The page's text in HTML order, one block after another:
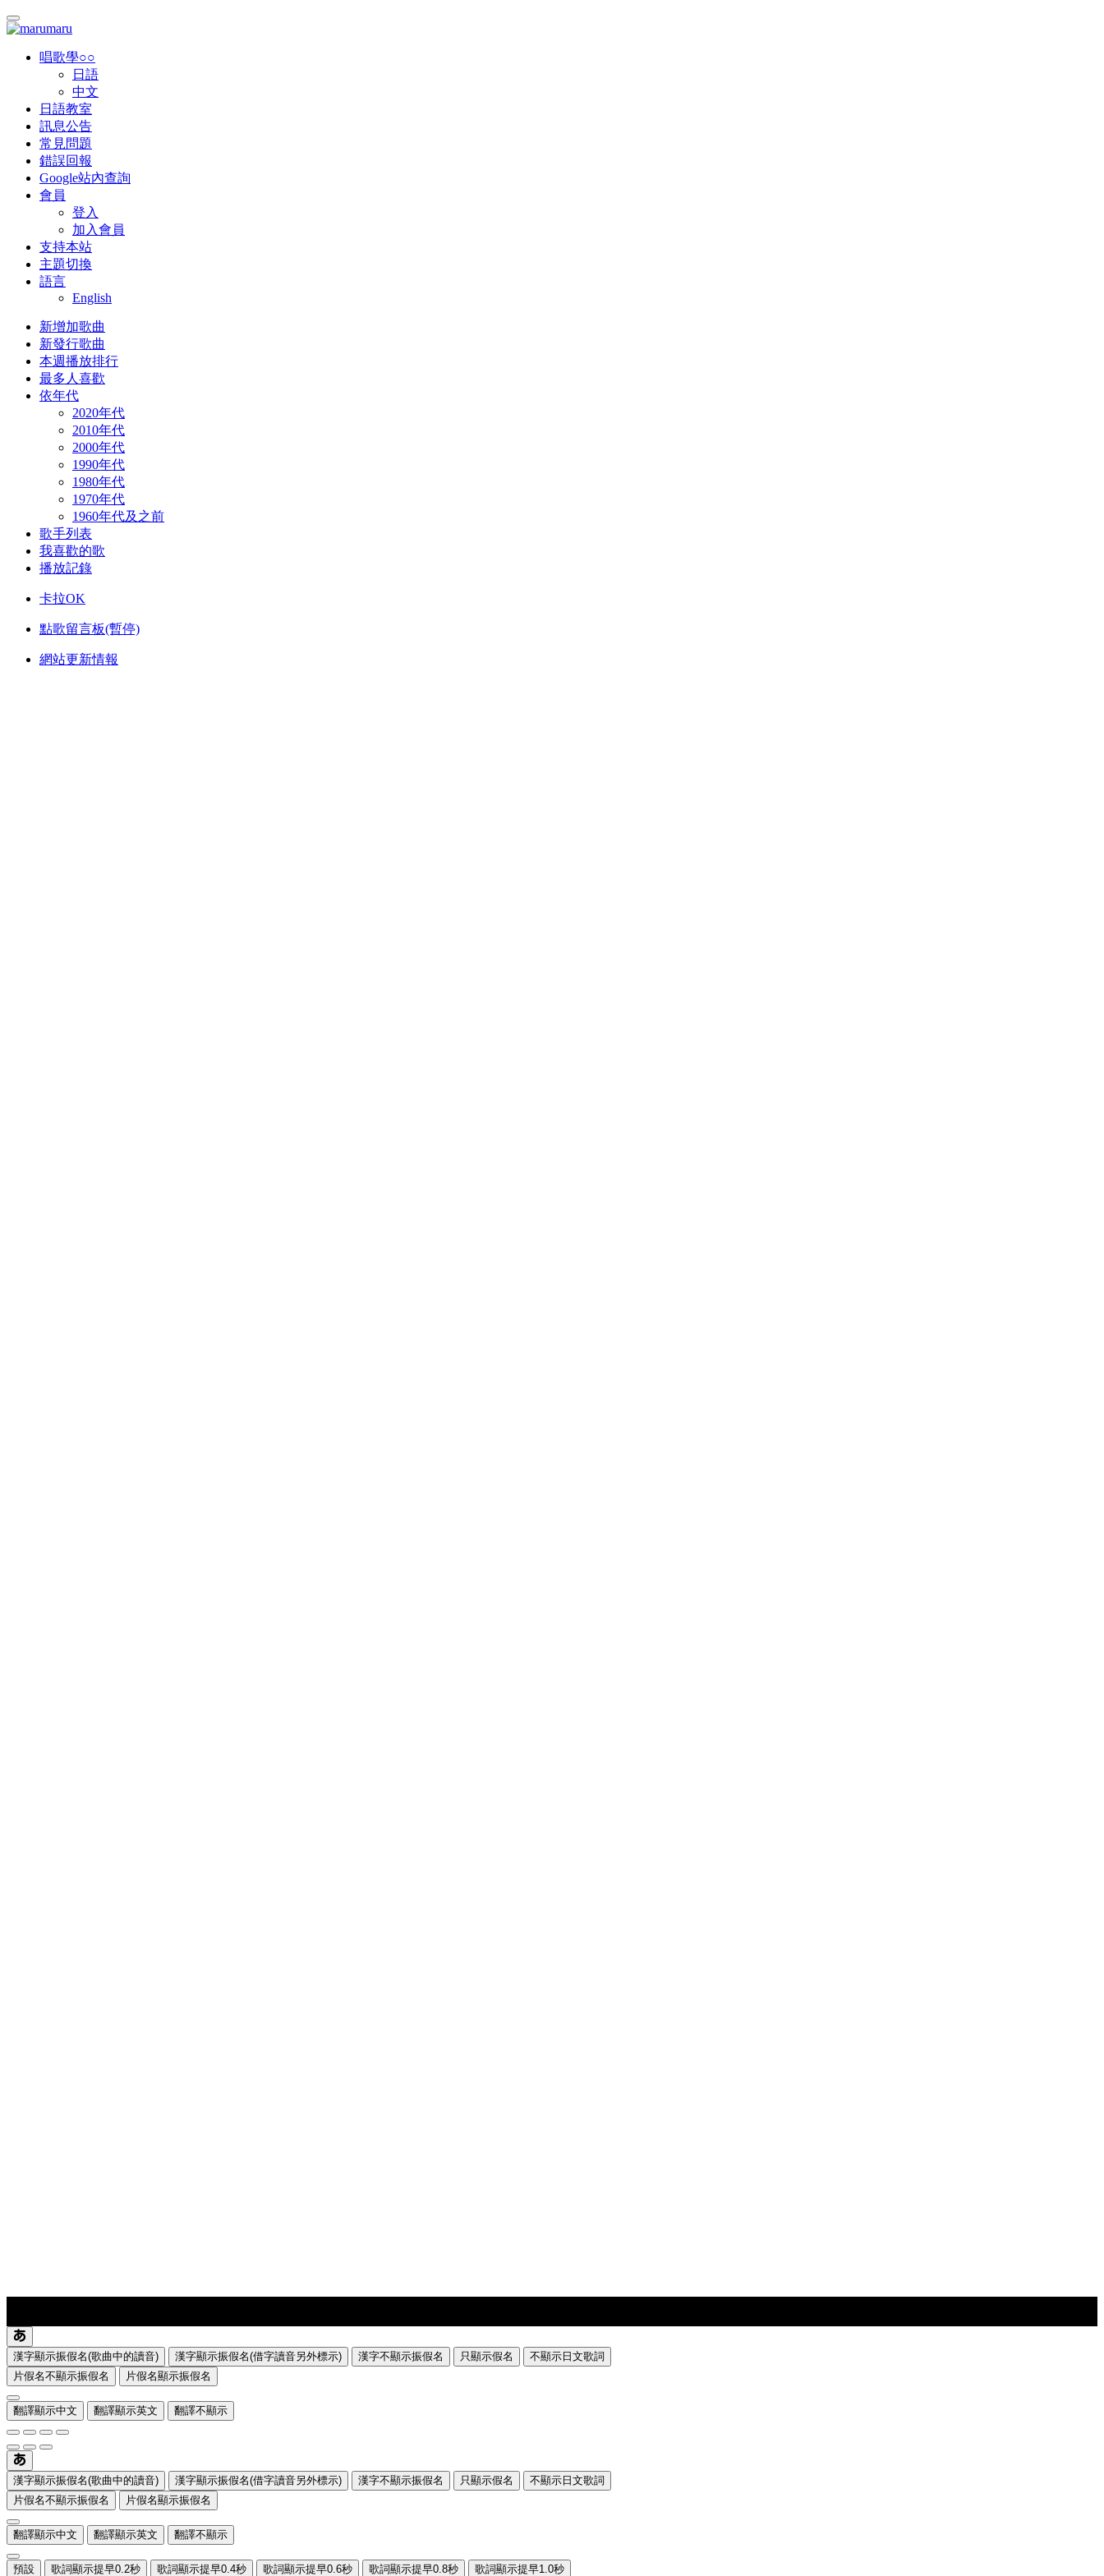
唱歌學○○
日語
中文
日語教室
訊息公告
常見問題
錯誤回報
Google站內查詢
會員
登入
加入會員
支持本站
主題切換
語言
English
新增加歌曲
新發行歌曲
本週播放排行
最多人喜歡
依年代
2020年代
2010年代
2000年代
1990年代
1980年代
1970年代
1960年代及之前
歌手列表
我喜歡的歌
播放記錄
卡拉OK
點歌留言板(暫停)
網站更新情報
漢字顯示振假名(歌曲中的讀音) 漢字顯示振假名(借字讀音另外標示) 漢字不顯示振假名 只顯示假名
不顯示日文歌詞
片假名不顯示振假名
片假名顯示振假名
翻譯顯示中文 翻譯顯示英文 翻譯不顯示
漢字顯示振假名(歌曲中的讀音) 漢字顯示振假名(借字讀音另外標示) 漢字不顯示振假名 只顯示假名
不顯示日文歌詞
片假名不顯示振假名
片假名顯示振假名
翻譯顯示中文 翻譯顯示英文 翻譯不顯示
預設 歌詞顯示提早0.2秒 歌詞顯示提早0.4秒 歌詞顯示提早0.6秒 歌詞顯示提早0.8秒 歌詞顯示提早1.0秒